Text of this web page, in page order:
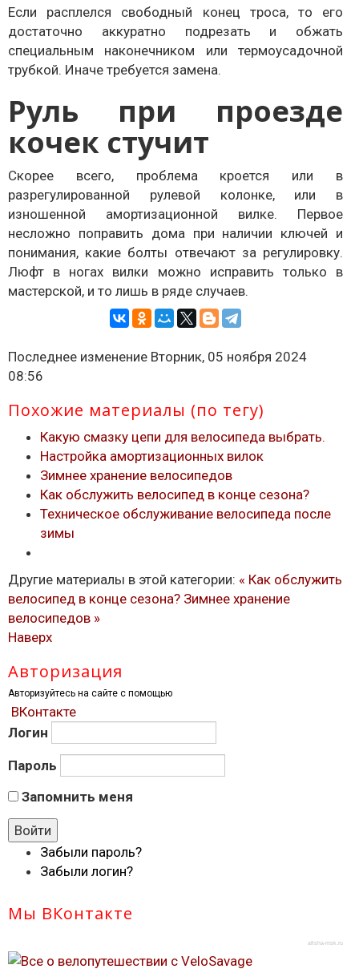
Если расплелся свободный конец троса, то его
достаточно аккуратно подрезать и обжать
специальным наконечником или термоусадочной
трубкой. Иначе требуется замена.
Руль при проезде
кочек стучит
Скорее всего, проблема кроется или в
разрегулированной рулевой колонке, или в
изношенной амортизационной вилке. Первое
несложно поправить дома при наличии ключей и
понимания, какие болты отвечают за регулировку.
Люфт в ногах вилки можно исправить только в
мастерской, и то лишь в ряде случаев.
Последнее изменение Вторник, 05 ноября 2024
08:56
Похожие материалы (по тегу)
Какую смазку цепи для велосипеда выбрать.
Настройка амортизационных вилок
Зимнее хранение велосипедов
Как обслужить велосипед в конце сезона?
Техническое обслуживание велосипеда после
зимы
Другие материалы в этой категории: « Как обслужить
велосипед в конце сезона? Зимнее хранение
велосипедов »
Наверх
Авторизация
Авторизуйтесь на сайте с помощью
ВКонтакте
Логин
Пароль
Запомнить меня
Забыли пароль?
Забыли логин?
Мы ВКонтакте
afisha-msk.ru